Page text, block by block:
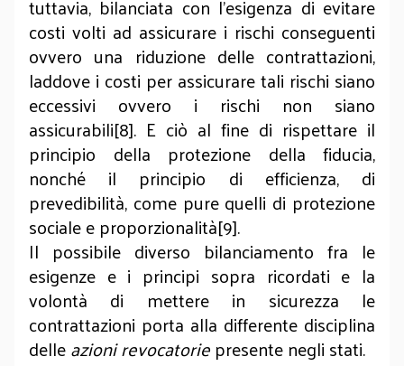
tuttavia, bilanciata con l’esigenza di evitare
costi volti ad assicurare i rischi conseguenti
ovvero una riduzione delle contrattazioni,
laddove i costi per assicurare tali rischi siano
eccessivi ovvero i rischi non siano
assicurabili[8]. E ciò al fine di rispettare il
principio della protezione della fiducia,
nonché il principio di efficienza, di
prevedibilità, come pure quelli di protezione
sociale e proporzionalità[9].
Il possibile diverso bilanciamento fra le
esigenze e i principi sopra ricordati e la
volontà di mettere in sicurezza le
contrattazioni porta alla differente disciplina
delleazioni revocatoriepresente negli stati.